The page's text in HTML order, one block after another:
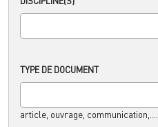
TYPE DE DOCUMENT
article, ouvrage, communication,....